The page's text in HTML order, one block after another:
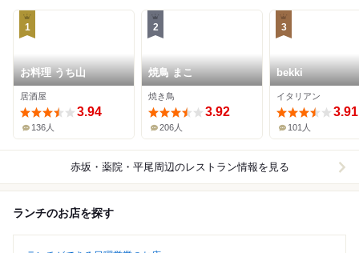
1
お料理 うち山
居酒屋
3.94
136人
2
焼鳥 まこ
焼き鳥
3.92
206人
3
bekki
イタリアン
3.91
101人
赤坂・薬院・平尾周辺のレストラン情報を見る
ランチのお店を探す